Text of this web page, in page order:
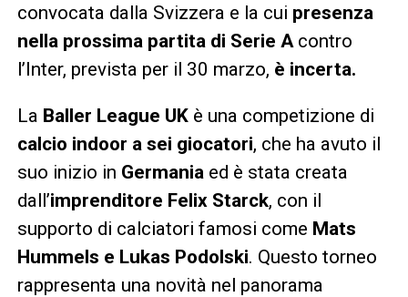
convocata dalla Svizzera e la cui presenza
nella prossima partita di Serie Acontro
l’Inter, prevista per il 30 marzo, è incerta.
La Baller League UKè una competizione di
calcio indoor a sei giocatori, che ha avuto il
suo inizio in Germania ed è stata creata
dall’imprenditore Felix Starck, con il
supporto di calciatori famosi come Mats
Hummels e Lukas Podolski. Questo torneo
rappresenta una novità nel panorama